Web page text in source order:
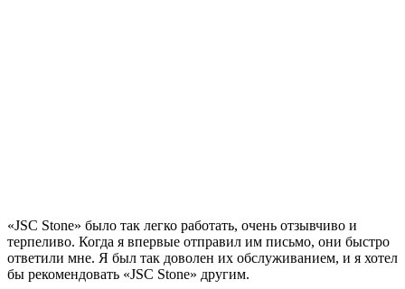
«JSC Stone» было так легко работать, очень отзывчиво и
терпеливо. Когда я впервые отправил им письмо, они быстро
ответили мне. Я был так доволен их обслуживанием, и я хотел
бы рекомендовать «JSC Stone» другим.